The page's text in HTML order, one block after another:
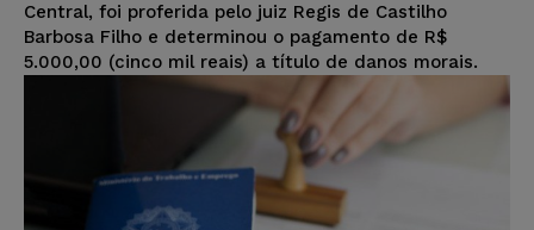
Central, foi proferida pelo juiz Regis de Castilho
Barbosa Filho e determinou o pagamento de R$
5.000,00 (cinco mil reais) a título de danos morais.